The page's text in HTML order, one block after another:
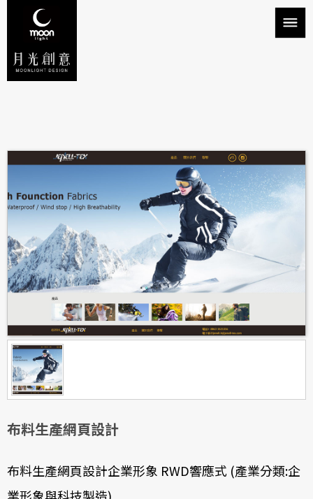
布料生產網頁設計
布料生產網頁設計企業形象 RWD響應式 (產業分類:企